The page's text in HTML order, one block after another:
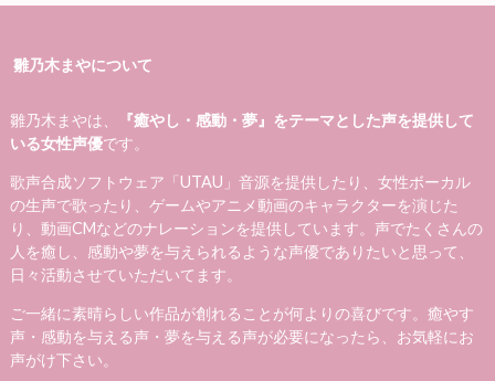
雛乃木まやについて
雛乃木まやは、
『癒やし・感動・夢』をテーマとした声を提供して
いる女性声優です。
歌声合成ソフトウェア「UTAU」音源を提供したり、女性ボーカル
の生声で歌ったり、ゲームやアニメ動画のキャラクターを演じた
り、動画CMなどのナレーションを提供しています。声でたくさんの
人を癒し、感動や夢を与えられるような声優でありたいと思って、
日々活動させていただいてます。
ご一緒に素晴らしい作品が創れることが何よりの喜びです。癒やす
声・感動を与える声・夢を与える声が必要になったら、お気軽にお
声がけ下さい。